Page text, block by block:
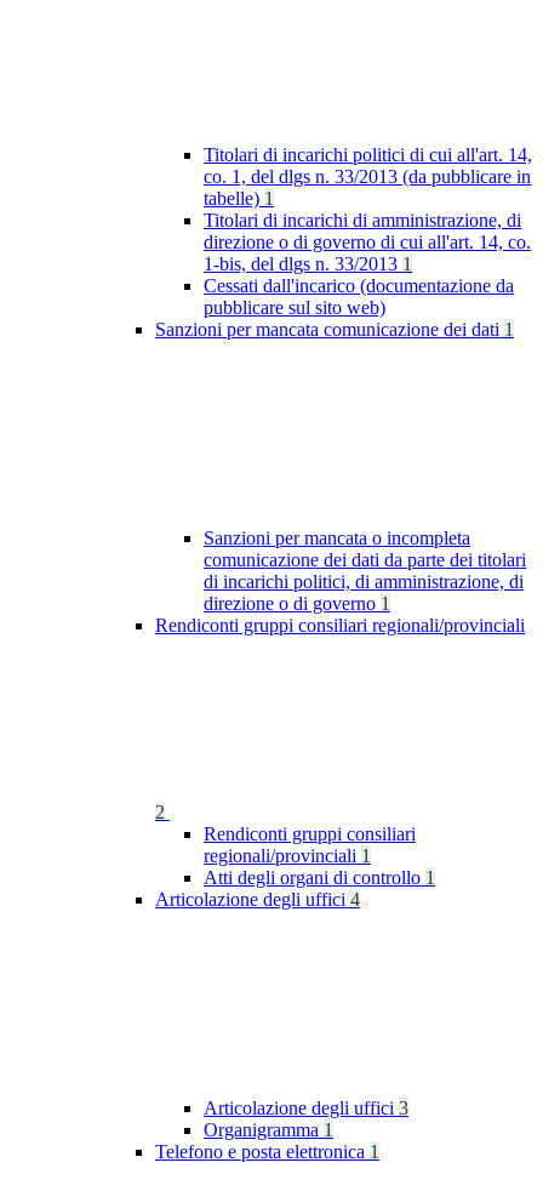
Titolari di incarichi politici di cui all'art. 14,
co. 1, del dlgs n. 33/2013 (da pubblicare in
tabelle) 1
Titolari di incarichi di amministrazione, di
direzione o di governo di cui all'art. 14, co.
1-bis, del dlgs n. 33/2013 1
Cessati dall'incarico (documentazione da
pubblicare sul sito web)
Sanzioni per mancata comunicazione dei dati 1
Sanzioni per mancata o incompleta
comunicazione dei dati da parte dei titolari
di incarichi politici, di amministrazione, di
direzione o di governo 1
Rendiconti gruppi consiliari regionali/provinciali
2
Rendiconti gruppi consiliari
regionali/provinciali 1
Atti degli organi di controllo 1
Articolazione degli uffici 4
Articolazione degli uffici 3
Organigramma 1
Telefono e posta elettronica 1